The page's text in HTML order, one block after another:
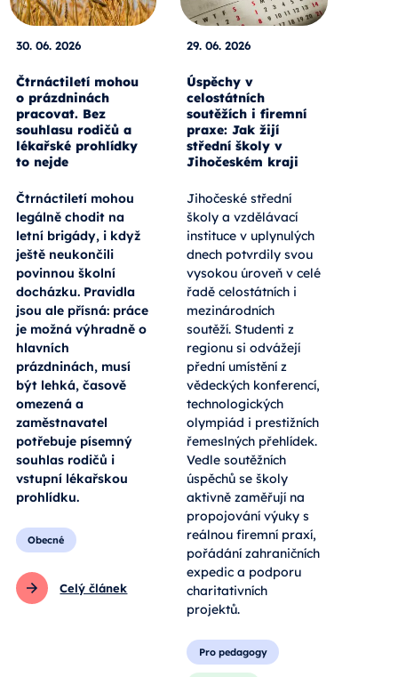
30. 06. 2026
Čtrnáctiletí mohou
o prázdninách
pracovat. Bez
souhlasu rodičů a
lékařské prohlídky
to nejde
Čtrnáctiletí mohou
legálně chodit na
letní brigády, i když
ještě neukončili
povinnou školní
docházku. Pravidla
jsou ale přísná: práce
je možná výhradně o
hlavních
prázdninách, musí
být lehká, časově
omezená a
zaměstnavatel
potřebuje písemný
souhlas rodičů i
vstupní lékařskou
prohlídku.
Obecné
Celý článek
29. 06. 2026
Úspěchy v
celostátních
soutěžích i firemní
praxe: Jak žijí
střední školy v
Jihočeském kraji
Jihočeské střední
školy a vzdělávací
instituce v uplynulých
dnech potvrdily svou
vysokou úroveň v celé
řadě celostátních i
mezinárodních
soutěží. Studenti z
regionu si odvážejí
přední umístění z
vědeckých konferencí,
technologických
olympiád i prestižních
řemeslných přehlídek.
Vedle soutěžních
úspěchů se školy
aktivně zaměřují na
propojování výuky s
reálnou firemní praxí,
pořádání zahraničních
expedic a podporu
charitativních
projektů.
Pro pedagogy